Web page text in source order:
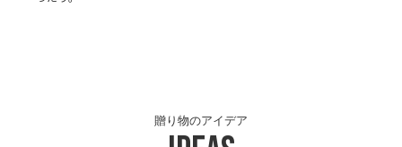
贈り物のアイデア